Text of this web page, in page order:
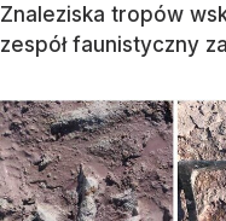
Znaleziska tropów
zespół faunistyczny